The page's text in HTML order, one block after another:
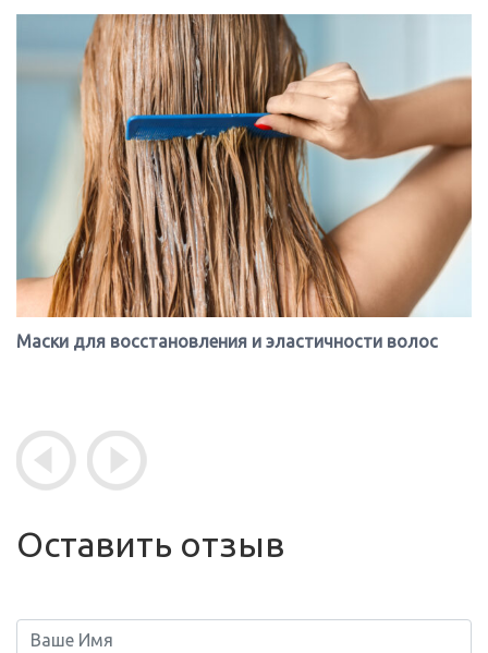
Маски для восстановления и эластичности волос
Оставить отзыв